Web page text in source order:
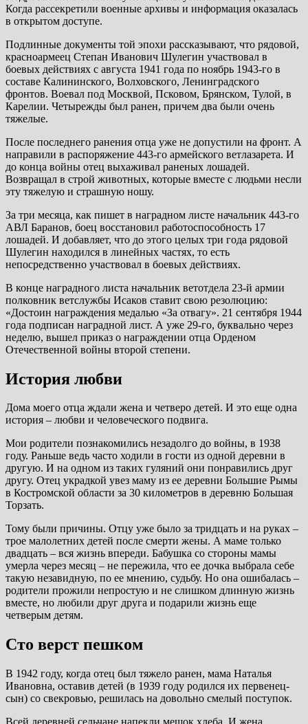
Когда рассекретили военные архивы и информация оказалась
в открытом доступе.
Подлинные документы той эпохи рассказывают, что рядовой,
красноармеец Степан Иванович Шулегин участвовал в
боевых действиях с августа 1941 года по ноябрь 1943-го в
составе Калининского, Волховского, Ленинградского
фронтов. Воевал под Москвой, Псковом, Брянском, Тулой, в
Карелии. Четырежды был ранен, причем два были очень
тяжелые.
После последнего ранения отца уже не допустили на фронт. А
направили в распоряжение 443-го армейского ветлазарета. И
до конца войны отец выхаживал раненых лошадей.
Возвращал в строй животных, которые вместе с людьми несли
эту тяжелую и страшную ношу.
За три месяца, как пишет в наградном листе начальник 443-го
АВЛ Баранов, боец восстановил работоспособность 17
лошадей. И добавляет, что до этого целых три года рядовой
Шулегин находился в линейных частях, то есть
непосредственно участвовал в боевых действиях.
В конце наградного листа начальник ветотдела 23-й армии
полковник ветслужбы Исаков ставит свою резолюцию:
«Достоин награждения медалью «За отвагу». 21 сентября 1944
года подписан наградной лист. А уже 29-го, буквально через
неделю, вышел приказ о награждении отца Орденом
Отечественной войны второй степени.
История любви
Дома моего отца ждали жена и четверо детей. И это еще одна
история – любви и человеческого подвига.
Мои родители познакомились незадолго до войны, в 1938
году. Раньше ведь часто ходили в гости из одной деревни в
другую. И на одном из таких гуляний они понравились друг
другу. Отец украдкой увез маму из ее деревни Большие Рымы
в Костромской области за 30 километров в деревню Большая
Торзать.
Тому были причины. Отцу уже было за тридцать и на руках –
трое малолетних детей после смерти жены. А маме только
двадцать – вся жизнь впереди. Бабушка со стороны мамы
умерла через месяц – не пережила, что ее дочка выбрала себе
такую незавидную, по ее мнению, судьбу. Но она ошибалась –
родители прожили непростую и не слишком длинную жизнь
вместе, но любили друг друга и подарили жизнь еще
четверым детям.
Сто верст пешком
В 1942 году, когда отец был тяжело ранен, мама Наталья
Ивановна, оставив детей (в 1939 году родился их первенец-
сын) со свекровью, решилась на довольно смелый поступок.